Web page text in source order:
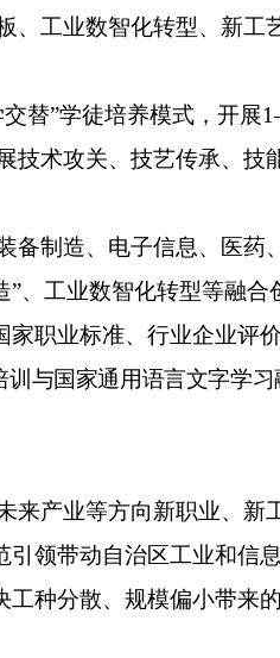
、 工业数智化转型、新工
替”学徒培养模式，开展
术攻关、技艺传承、技
备制造、电子信息、医药
”、工业数智化转型等融合
职业标准、行业企业评
训与国家通用语言文字学
来产业等方向新职业、新
领带动自治区工业和信
种分散、规模偏小带来